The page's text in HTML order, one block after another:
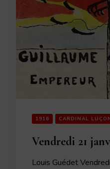
1916 CARDINAL
Vendredi 21
Louis Guédet